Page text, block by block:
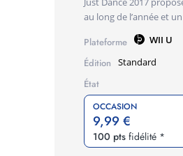
au long de l’année et
Plateforme WII U
Édition Standard
État
OCCASION
9,99 €
100 pts fidélité *